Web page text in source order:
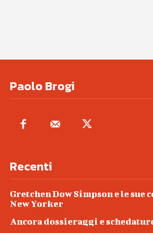
Paolo Brogi
Recenti
Gretchen Dow Simpson e le sue
New Yorker
Ancora dossieraggi e